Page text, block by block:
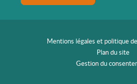
Mentions légales et politique
Plan du site
Gestion du